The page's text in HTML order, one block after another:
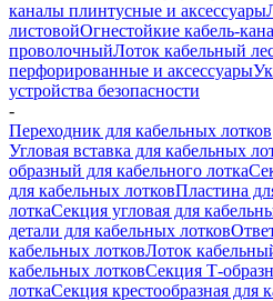
каналы плинтусные и аксессуары
листовойОгнестойкие кабель-
проволочныйЛоток кабельный
перфорированные и аксессуары
устройства безопасности
-
Переходник для кабельных лотков
Угловая вставка для кабельных
образный для кабельного лотка
для кабельных лотковПластина
лоткаСекция угловая для
детали для кабельных лотков
кабельных лотковЛоток
кабельных лотковСекция Т-
лоткаСекция крестообразная для